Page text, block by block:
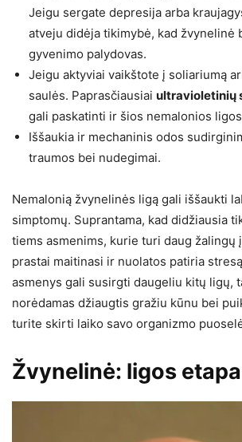
Jeigu sergate depresija arba
atveju didėja tikimybė, kad žvynelinė
gyvenimo palydovas.
Jeigu aktyviai vaikštote į soliariumą
saulės. Paprasčiausiai ultravioletinių
gali paskatinti ir šios nemalonios
Iššaukia ir mechaninis odos
traumos bei nudegimai.
Nemalonią žvynelinės ligą gali iššaukti
simptomų. Suprantama, kad didžiausia
tiems asmenims, kurie turi daug žalingų
prastai maitinasi ir nuolatos patiria
asmenys gali susirgti daugeliu kitų ligų,
norėdamas džiaugtis gražiu kūnu bei
turite skirti laiko savo organizmo
Žvynelinė: ligos